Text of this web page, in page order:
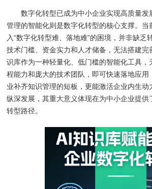
数字化转型已成为中小企业实现高质量发
管理的智能化则是数字化转型的核心支撑。当
入“数字化转型难、落地难”的困境，并非缺乏
技术门槛、资金实力和人才储备，无法搭建完
识库作为一种轻量化、低门槛的智能化工具，
程能力和庞大的技术团队，即可快速落地应用
业补齐知识管理的短板，更能激活企业内生动
纵深发展，其重大意义体现在为中小企业提供
转型路径。